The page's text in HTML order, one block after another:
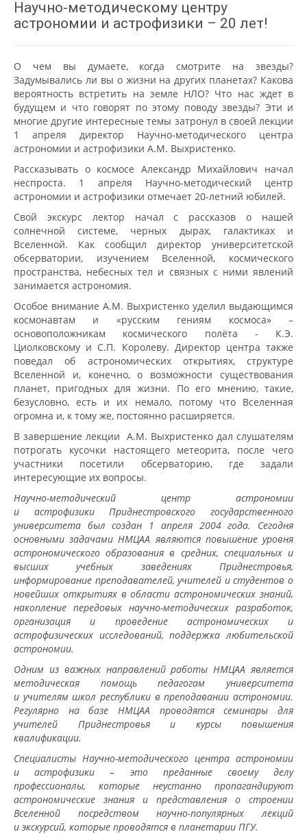
Научно-методическому центру
астрономии и астрофизики – 20 лет!
О чем вы думаете, когда смотрите на звезды?
Задумывались ли вы о жизни на других планетах? Какова
вероятность встретить на земле НЛО? Что нас ждет в
будущем и что говорят по этому поводу звезды? Эти и
многие другие интересные темы затронул в своей лекции
1 апреля директор Научно-методического центра
астрономии и астрофизики А.М. Выхристенко.
Рассказывать о космосе Александр Михайлович начал
неспроста. 1 апреля Научно-методический центр
астрономии и астрофизики отмечает 20-летний юбилей.
Свой экскурс лектор начал с рассказов о нашей
солнечной системе, черных дырах, галактиках и
Вселенной. Как сообщил директор университетской
обсерватории, изучением Вселенной, космического
пространства, небесных тел и связных с ними явлений
занимается астрономия.
Особое внимание А.М. Выхристенко уделил выдающимся
космонавтам и «русским гениям космоса» –
основоположникам космического полёта - К.Э.
Циолковскому и С.П. Королеву. Директор центра также
поведал об астрономических открытиях, структуре
Вселенной и, конечно, о возможности существования
планет, пригодных для жизни. По его мнению, такие,
безусловно, есть и их немало, потому что Вселенная
огромна и, к тому же, постоянно расширяется.
В завершение лекции А.М. Выхристенко дал слушателям
потрогать кусочки настоящего метеорита, после чего
участники посетили обсерваторию, где задали
интересующие их вопросы.
Научно-методический центр астрономии
и астрофизики Приднестровского государственного
университета был создан 1 апреля 2004 года. Сегодня
основными задачами НМЦАА являются повышение уровня
астрономического образования в средних, специальных и
высших учебных заведениях Приднестровья,
информирование преподавателей, учителей и студентов о
новейших открытиях в области астрономических знаний,
накопление передовых научно-методических разработок,
организация и проведение астрономических и
астрофизических исследований, поддержка любительской
астрономии.
Одним из важных направлений работы НМЦАА является
методическая помощь педагогам университета
и учителям школ республики в преподавании астрономии.
Регулярно на базе НМЦАА проводятся семинары для
учителей Приднестровья и курсы повышения
квалификации.
Специалисты Научно-методического центра астрономии
и астрофизики – это преданные своему делу
профессионалы, которые неустанно пропагандируют
астрономические знания и представления о строении
Вселенной посредством научно-популярных лекций
и экскурсий, которые проводятся в планетарии ПГУ.